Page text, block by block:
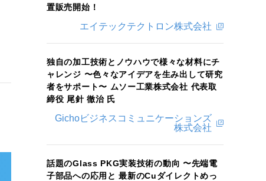
置販売開始！
エイテックテクトロン株式会社
独自の加工技術とノウハウで様々な材料にチ
ャレンジ 〜色々なアイデアを生み出して研究
者をサポート〜 ムソー工業株式会社 代表取
締役 尾針 徹治 氏
Gichoビジネスコミュニケーションズ
株式会社
話題のGlass PKG実装技術の動向 〜先端電
子部品への応用と 最新のCuダイレクトめっ